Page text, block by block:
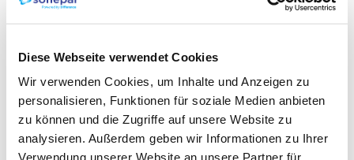
Diese Webseite verwendet Cookies
Wir verwenden Cookies, um Inhalte und Anzeigen zu
personalisieren, Funktionen für soziale Medien anbieten
zu können und die Zugriffe auf unsere Website zu
analysieren. Außerdem geben wir Informationen zu Ihrer
Verwendung unserer Website an unsere Partner für